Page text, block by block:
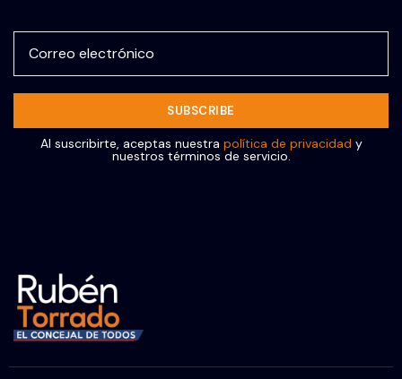
Al suscribirte, aceptas nuestra política de privacidad y
nuestros términos de servicio.